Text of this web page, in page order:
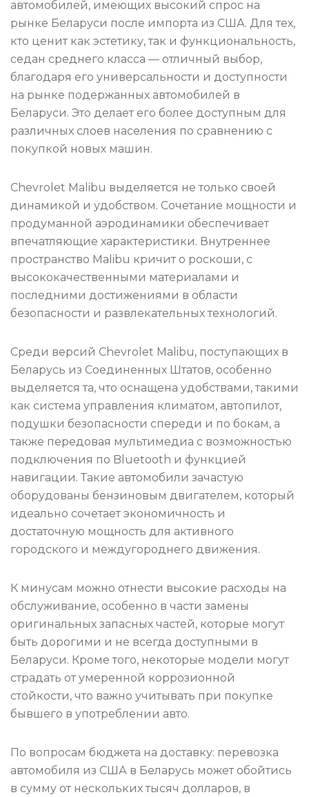
автомобилей, имеющих высокий спрос на
рынке Беларуси после импорта из США. Для тех,
кто ценит как эстетику, так и функциональность,
седан среднего класса — отличный выбор,
благодаря его универсальности и доступности
на рынке подержанных автомобилей в
Беларуси. Это делает его более доступным для
различных слоев населения по сравнению с
покупкой новых машин.
Chevrolet Malibu выделяется не только своей
динамикой и удобством. Сочетание мощности и
продуманной аэродинамики обеспечивает
впечатляющие характеристики. Внутреннее
пространство Malibu кричит о роскоши, с
высококачественными материалами и
последними достижениями в области
безопасности и развлекательных технологий.
Среди версий Chevrolet Malibu, поступающих в
Беларусь из Соединенных Штатов, особенно
выделяется та, что оснащена удобствами, такими
как система управления климатом, автопилот,
подушки безопасности спереди и по бокам, а
также передовая мультимедиа с возможностью
подключения по Bluetooth и функцией
навигации. Такие автомобили зачастую
оборудованы бензиновым двигателем, который
идеально сочетает экономичность и
достаточную мощность для активного
городского и междугороднего движения.
К минусам можно отнести высокие расходы на
обслуживание, особенно в части замены
оригинальных запасных частей, которые могут
быть дорогими и не всегда доступными в
Беларуси. Кроме того, некоторые модели могут
страдать от умеренной коррозионной
стойкости, что важно учитывать при покупке
бывшего в употреблении авто.
По вопросам бюджета на доставку: перевозка
автомобиля из США в Беларусь может обойтись
в сумму от нескольких тысяч долларов, в